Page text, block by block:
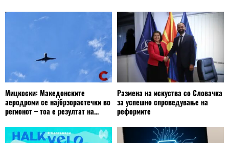
Мицкоски: Македонските
аеродроми се најбрзорастечки во
регионот – тоа е резултат на...
Размена на искуства со Словачка
за успешно спроведување на
реформите